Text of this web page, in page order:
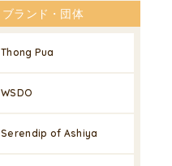
ブランド・団体
Thong Pua
WSDO
Serendip of Ashiya